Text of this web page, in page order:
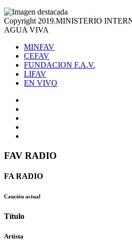
Copyright 2019.MINISTERIO
AGUA VIVA
MINFAV
CEFAV
FUNDACION F.A.V.
LIFAV
EN VIVO
FAV RADIO
FA RADIO
Canción actual
Título
Artista